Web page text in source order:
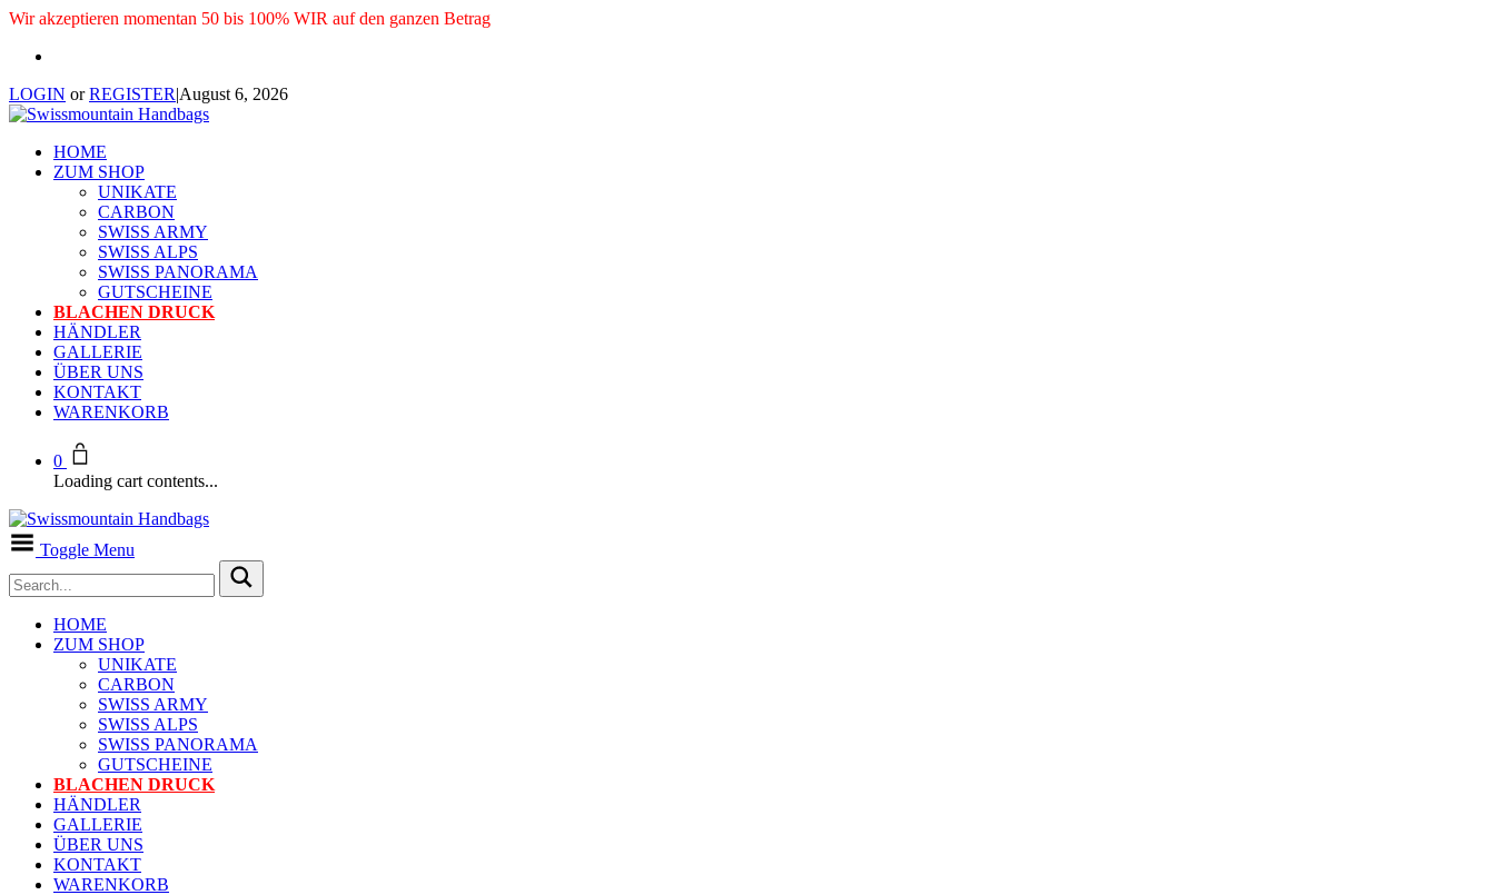
Wir akzeptieren momentan 50 bis 100% WIR auf den ganzen Betrag
LOGIN orREGISTER|August 6, 2026
HOME
ZUM SHOP
UNIKATE
CARBON
SWISS ARMY
SWISS ALPS
SWISS PANORAMA
GUTSCHEINE
BLACHEN DRUCK
HÄNDLER
GALLERIE
ÜBER UNS
KONTAKT
WARENKORB
0
Loading cart contents...
Toggle Menu
HOME
ZUM SHOP
UNIKATE
CARBON
SWISS ARMY
SWISS ALPS
SWISS PANORAMA
GUTSCHEINE
BLACHEN DRUCK
HÄNDLER
GALLERIE
ÜBER UNS
KONTAKT
WARENKORB